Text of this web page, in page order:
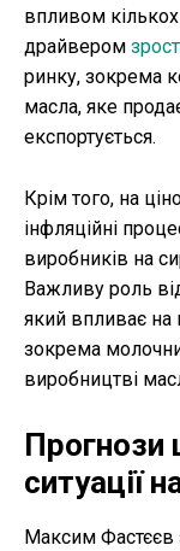
впливом
драйвером
ринку, зокрема
масла, яке
експортується.
Крім того, на
інфляційні
виробників на
Важливу роль
який впливає на
зокрема
виробництві
Прогнози
ситуації
Максим Фастєєв